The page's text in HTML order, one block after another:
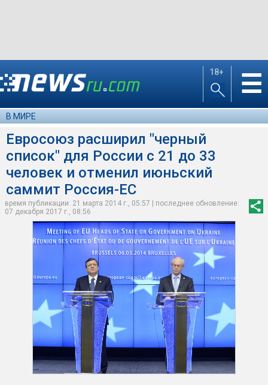
18+ ☰
В МИРЕ
Евросоюз расширил "черный
список" для России с 21 до 33
человек и отменил июньский
саммит Россия-ЕС
время публикации: 21 марта 2014 г., 05:57 | последнее обновление:
07 декабря 2017 г., 08:56